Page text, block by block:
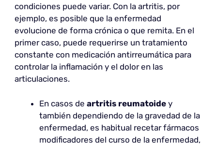
condiciones puede variar. Con la artritis, por
ejemplo, es posible que la enfermedad
evolucione de forma crónica o que remita. En el
primer caso, puede requerirse un tratamiento
constante con medicación antirreumática para
controlar la inflamación y el dolor en las
articulaciones.
En casos de artritis reumatoide y
también dependiendo de la gravedad de la
enfermedad, es habitual recetar fármacos
modificadores del curso de la enfermedad,